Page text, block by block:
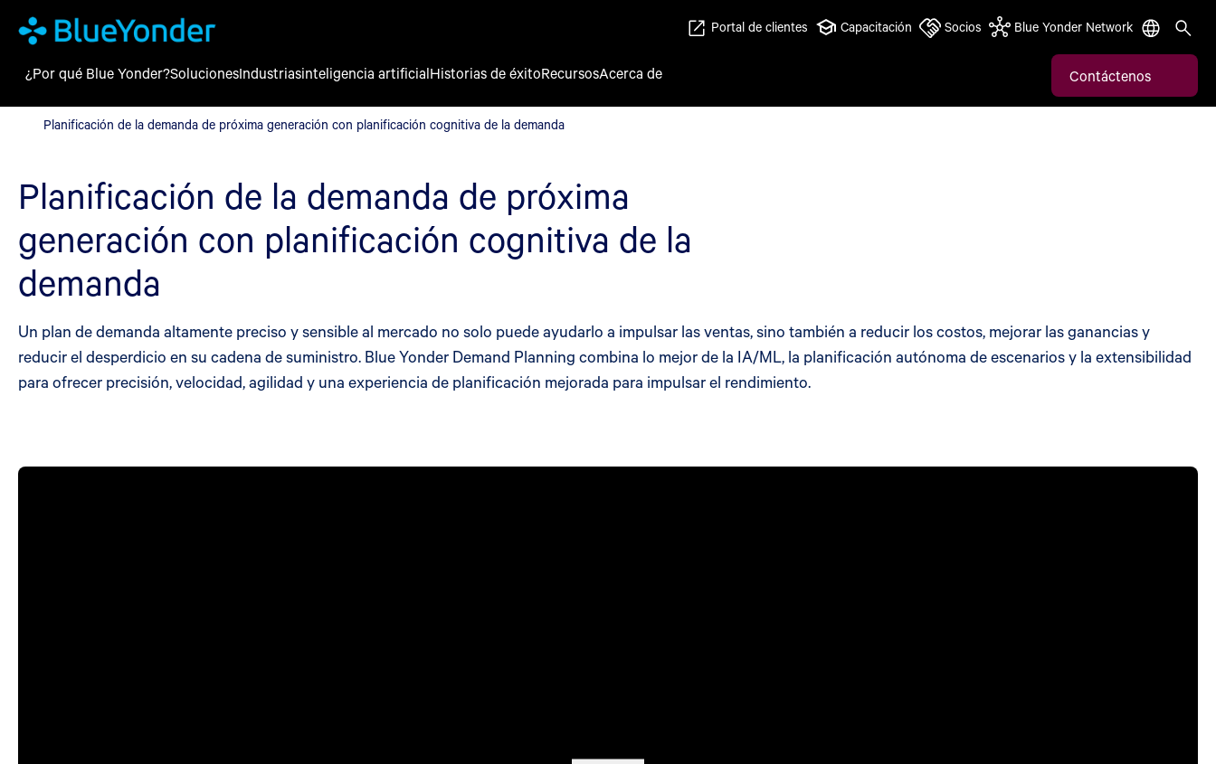
Planificación de la demanda de próxima generación con planificación cognitiva de la demanda
Portal de clientes Capacitación Socios Blue Yonder Network
¿Por qué Blue Yonder?SolucionesIndustriasinteligencia artificialHistorias de éxitoRecursosAcerca de Contáctenos
Planificación de la demanda de próxima generación con planificación cognitiva de la demanda
Planificación de la demanda de próxima
generación con planificación cognitiva de la
demanda
Un plan de demanda altamente preciso y sensible al mercado no solo puede ayudarlo a impulsar las ventas, sino también a reducir los costos, mejorar las ganancias y
reducir el desperdicio en su cadena de suministro. Blue Yonder Demand Planning combina lo mejor de la IA/ML, la planificación autónoma de escenarios y la extensibilidad
para ofrecer precisión, velocidad, agilidad y una experiencia de planificación mejorada para impulsar el rendimiento.